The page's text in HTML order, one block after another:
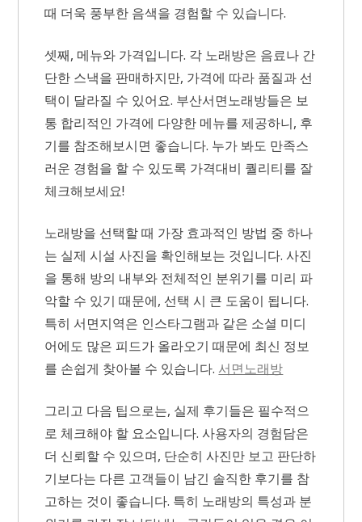
때 더욱 풍부한 음색을 경험할 수 있습니다.
셋째, 메뉴와 가격입니다. 각 노래방은 음료나 간
단한 스낵을 판매하지만, 가격에 따라 품질과 선
택이 달라질 수 있어요. 부산서면노래방들은 보
통 합리적인 가격에 다양한 메뉴를 제공하니, 후
기를 참조해보시면 좋습니다. 누가 봐도 만족스
러운 경험을 할 수 있도록 가격대비 퀄리티를 잘
체크해보세요!
노래방을 선택할 때 가장 효과적인 방법 중 하나
는 실제 시설 사진을 확인해보는 것입니다. 사진
을 통해 방의 내부와 전체적인 분위기를 미리 파
악할 수 있기 때문에, 선택 시 큰 도움이 됩니다.
특히 서면지역은 인스타그램과 같은 소셜 미디
어에도 많은 피드가 올라오기 때문에 최신 정보
를 손쉽게 찾아볼 수 있습니다. 서면노래방
그리고 다음 팁으로는, 실제 후기들은 필수적으
로 체크해야 할 요소입니다. 사용자의 경험담은
더 신뢰할 수 있으며, 단순히 사진만 보고 판단하
기보다는 다른 고객들이 남긴 솔직한 후기를 참
고하는 것이 좋습니다. 특히 노래방의 특성과 분